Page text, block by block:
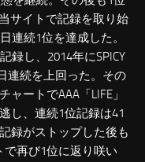
サイトで記録を取り始
連続1位を達成した。
録し、2014年にSPICY
連続を上回った。その
ートでAAA「LIFE」
し、連続1位記録は41
録がストップした後も
再び1位に返り咲い